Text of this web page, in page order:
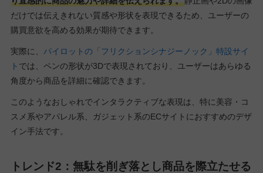
だけでは伝えきれない質感や形状を表現できるため、ユーザーの
購買意欲を高める効果が期待できます。
実際に、 パイロットの「フリクションシナジーノック」特設サイ
ト では、ペンの形状が3Dで表現されており、ユーザーはあらゆる
角度から商品を詳細に確認できます。
このようなおしゃれでインタラクティブな表現は、特に美容・コ
スメ系やアパレル系、ガジェット系のECサイトにおすすめのデザ
イン手法です。
トレンド2：無駄を削ぎ落とし商品を際立たせる